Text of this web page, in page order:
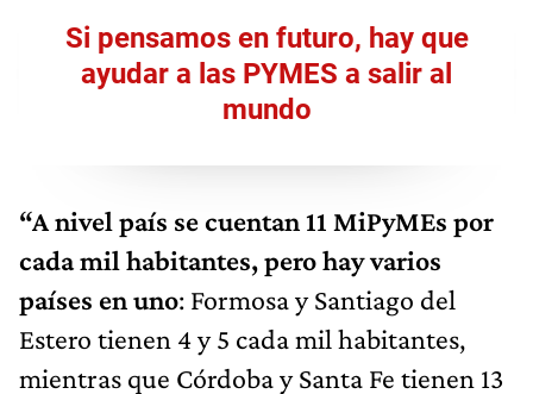
Si pensamos en futuro, hay que
ayudar a las PYMES a salir al
mundo
“A nivel país se cuentan 11 MiPyMEs por
cada mil habitantes, pero hay varios
países en uno: Formosa y Santiago del
Estero tienen 4 y 5 cada mil habitantes,
mientras que Córdoba y Santa Fe tienen 13